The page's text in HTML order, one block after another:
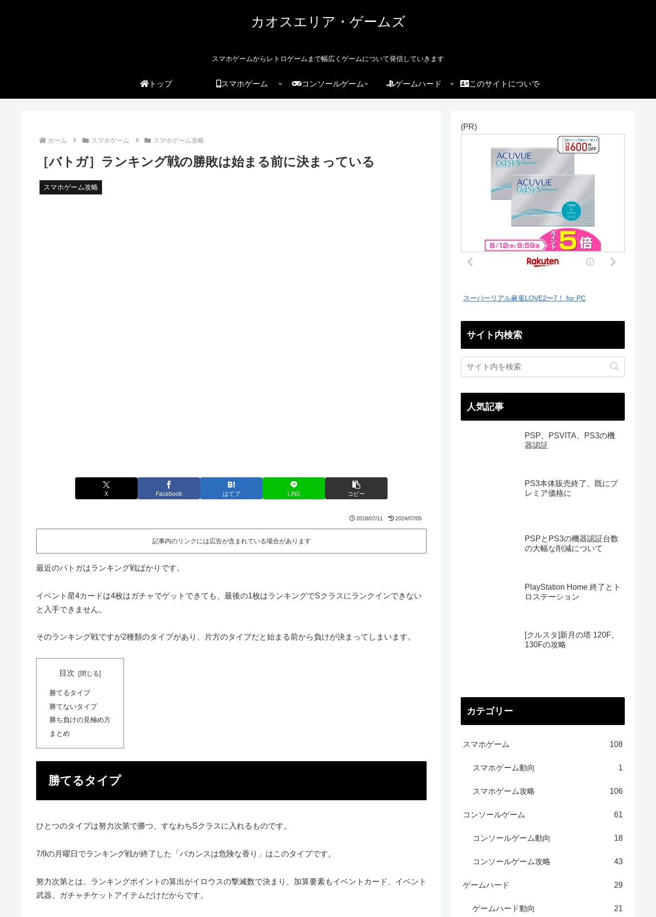
カオスエリア・ゲームズ
スマホゲームからレトロゲームまで幅広くゲームについて発信していきます
トップ スマホゲーム コンソールゲーム ゲームハード このサイトについて
ホーム スマホゲーム スマホゲーム攻略
［バトガ］ランキング戦の勝敗は始まる前に決まっている
スマホゲーム攻略
X Facebook はてブ LINE コピー
2018/07/11 2024/07/05
記事内のリンクには広告が含まれている場合があります
最近のバトガはランキング戦ばかりです。
イベント星4カードは4枚はガチャでゲットできても、最後の1枚はランキングでSクラスにランクインできない
と入手できません。
そのランキング戦ですが2種類のタイプがあり、片方のタイプだと始まる前から負けが決まってしまいます。
目次
勝てるタイプ
勝てないタイプ
勝ち負けの見極め方
まとめ
勝てるタイプ
ひとつのタイプは努力次第で勝つ、すなわちSクラスに入れるものです。
7/9の月曜日でランキング戦が終了した「バカンスは危険な香り」はこのタイプです。
努力次第とは、ランキングポイントの算出がイロウスの撃滅数で決まり、加算要素もイベントカード、イベント
武器、ガチャチケットアイテムだけだからです。
(PR)
スーパーリアル麻雀LOVE2〜7！ for PC
サイト内検索
人気記事
PSP、PSVITA、PS3の機
器認証
PS3本体販売終了、既にプ
レミア価格に
PSPとPS3の機器認証台数
の大幅な削減について
PlayStation Home 終了とト
ロステーション
[クルスタ]新月の塔 120F、
130Fの攻略
カテゴリー
スマホゲーム 108
スマホゲーム動向 1
スマホゲーム攻略 106
コンソールゲーム 61
コンソールゲーム動向 18
コンソールゲーム攻略 43
ゲームハード 29
ゲームハード動向 21